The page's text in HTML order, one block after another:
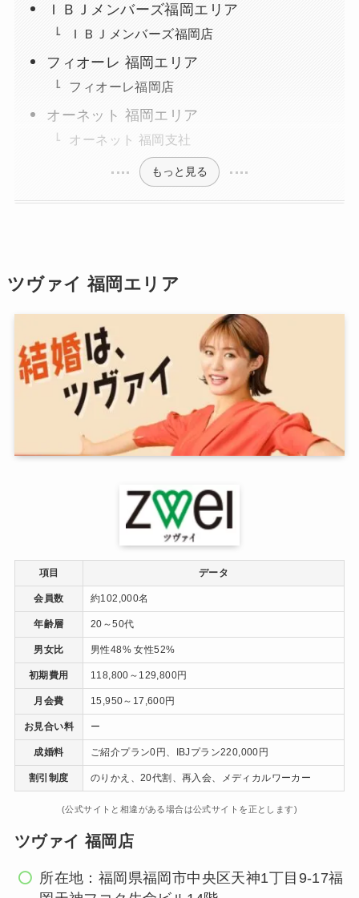
ＩＢＪメンバーズ福岡エリア
ＩＢＪメンバーズ福岡店
フィオーレ 福岡エリア
フィオーレ福岡店
オーネット 福岡エリア
オーネット 福岡支社
もっと見る
ツヴァイ 福岡エリア
項目 データ
会員数 約102,000名
年齢層 20～50代
男女比 男性48% 女性52%
初期費用 118,800～129,800円
月会費 15,950～17,600円
お見合い料 ー
成婚料 ご紹介プラン0円、IBJプラン220,000円
割引制度 のりかえ、20代割、再入会、メディカルワーカー
(公式サイトと相違がある場合は公式サイトを正とします)
ツヴァイ 福岡店
所在地：福岡県福岡市中央区天神1丁目9-17福